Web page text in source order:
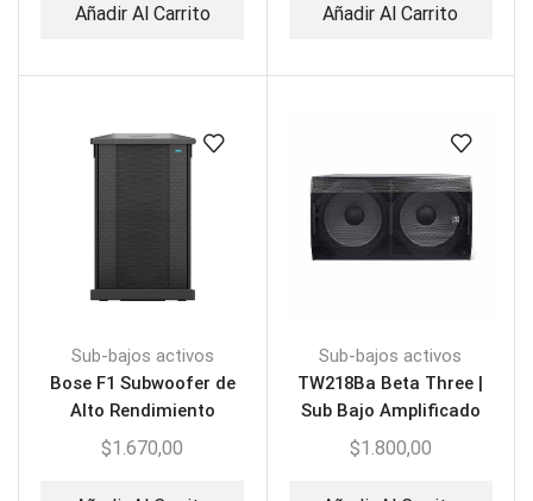
Añadir Al Carrito Añadir Al Carrito
Sub-bajos activos
Bose F1 Subwoofer de
Alto Rendimiento
$1.670,00
Sub-bajos activos
TW218Ba Beta Three |
Sub Bajo Amplificado
Doble
$1.800,00